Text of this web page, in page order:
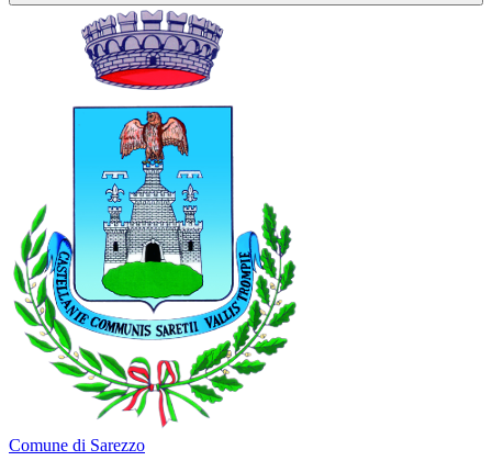
Comune di Sarezzo